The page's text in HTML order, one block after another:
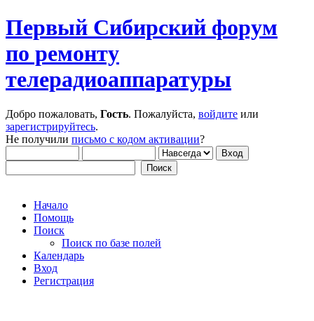
Первый Сибирский форум
по ремонту
телерадиоаппаратуры
Добро пожаловать, Гость. Пожалуйста, войдите или
зарегистрируйтесь.
Не получили письмо с кодом активации?
Начало
Помощь
Поиск
Поиск по базе полей
Календарь
Вход
Регистрация